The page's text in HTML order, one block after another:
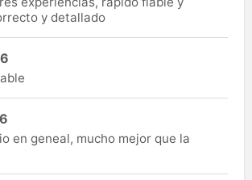
y detallado
en geneal, mucho mejor que la